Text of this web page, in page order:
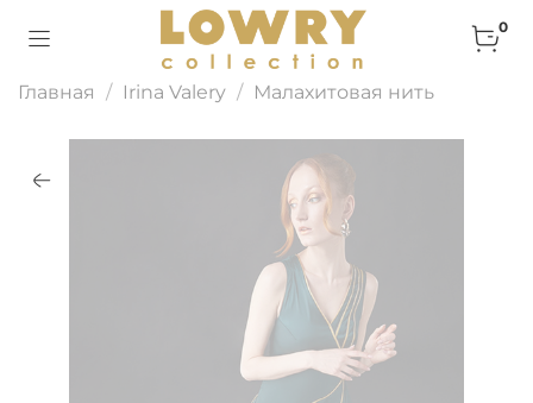
0
Главная Irina Valery Малахитовая нить